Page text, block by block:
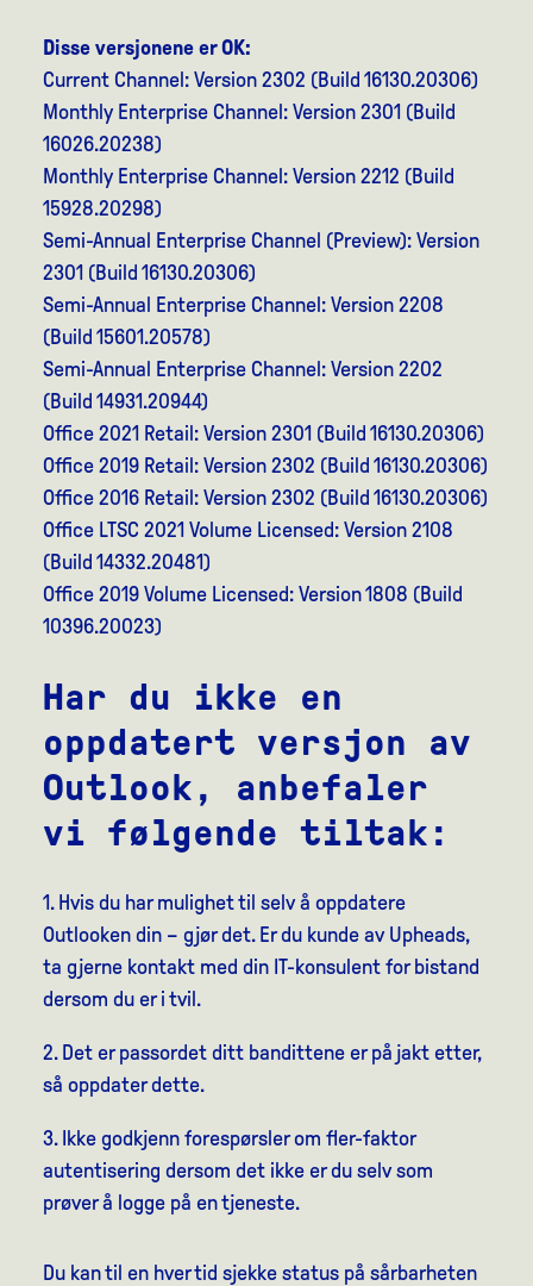
Disse versjonene er OK:
Current Channel: Version 2302 (Build 16130.20306)
Monthly Enterprise Channel: Version 2301 (Build
16026.20238)
Monthly Enterprise Channel: Version 2212 (Build
15928.20298)
Semi-Annual Enterprise Channel (Preview): Version
2301 (Build 16130.20306)
Semi-Annual Enterprise Channel: Version 2208
(Build 15601.20578)
Semi-Annual Enterprise Channel: Version 2202
(Build 14931.20944)
Office 2021 Retail: Version 2301 (Build 16130.20306)
Office 2019 Retail: Version 2302 (Build 16130.20306)
Office 2016 Retail: Version 2302 (Build 16130.20306)
Office LTSC 2021 Volume Licensed: Version 2108
(Build 14332.20481)
Office 2019 Volume Licensed: Version 1808 (Build
10396.20023)
Har du ikke en
oppdatert versjon av
Outlook, anbefaler
vi følgende tiltak:
1. Hvis du har mulighet til selv å oppdatere
Outlooken din – gjør det. Er du kunde av Upheads,
ta gjerne kontakt med din IT-konsulent for bistand
dersom du er i tvil.
2. Det er passordet ditt bandittene er på jakt etter,
så oppdater dette.
3. Ikke godkjenn forespørsler om fler-faktor
autentisering dersom det ikke er du selv som
prøver å logge på en tjeneste.
Du kan til en hver tid sjekke status på sårbarheten